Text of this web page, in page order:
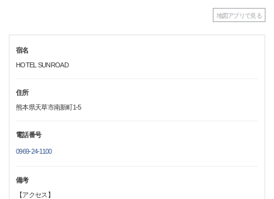
地図アプリで見る
宿名
HOTEL SUNROAD
住所
熊本県天草市南新町1-5
電話番号
0969-24-1100
備考
【アクセス】